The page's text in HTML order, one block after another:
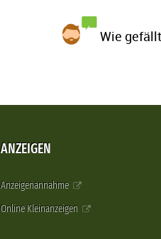
Wie
ANZEIGEN
Anzeigenannahme
Online Kleinanzeigen